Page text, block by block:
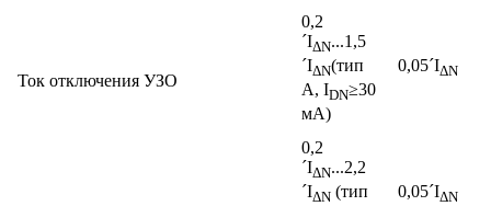
Ток отключения УЗО
0,2
´IΔN...1,5
´IΔN(тип
A, IDN≥30
мА)
0,05´IΔN
0,2
´IΔN...2,2
´IΔN (тип
0,05´IΔN